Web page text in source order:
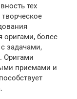
тех
оригами, более
задачами,
Оригами
приемами и